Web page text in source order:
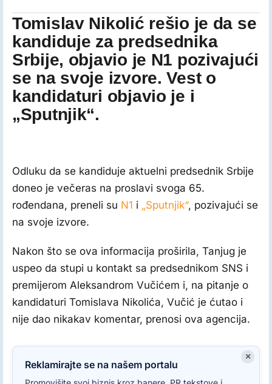
Tomislav Nikolić rešio je da se
kandiduje za predsednika
Srbije, objavio je N1 pozivajući
se na svoje izvore. Vest o
kandidaturi objavio je i
„Sputnjik“.
i odgovornim urednikom portala Knjaževačke novine,
Odluku da se kandiduje aktuelni predsednik Srbije
doneo je večeras na proslavi svoga 65.
rođendana, preneli su N1 i „Sputnjik“, pozivajući se
na svoje izvore.
Nakon što se ova informacija proširila, Tanjug je
uspeo da stupi u kontakt sa predsednikom SNS i
premijerom Aleksandrom Vučićem i, na pitanje o
kandidaturi Tomislava Nikolića, Vučić je ćutao i
nije dao nikakav komentar, prenosi ova agencija.
×
Reklamirajte se na našem portalu